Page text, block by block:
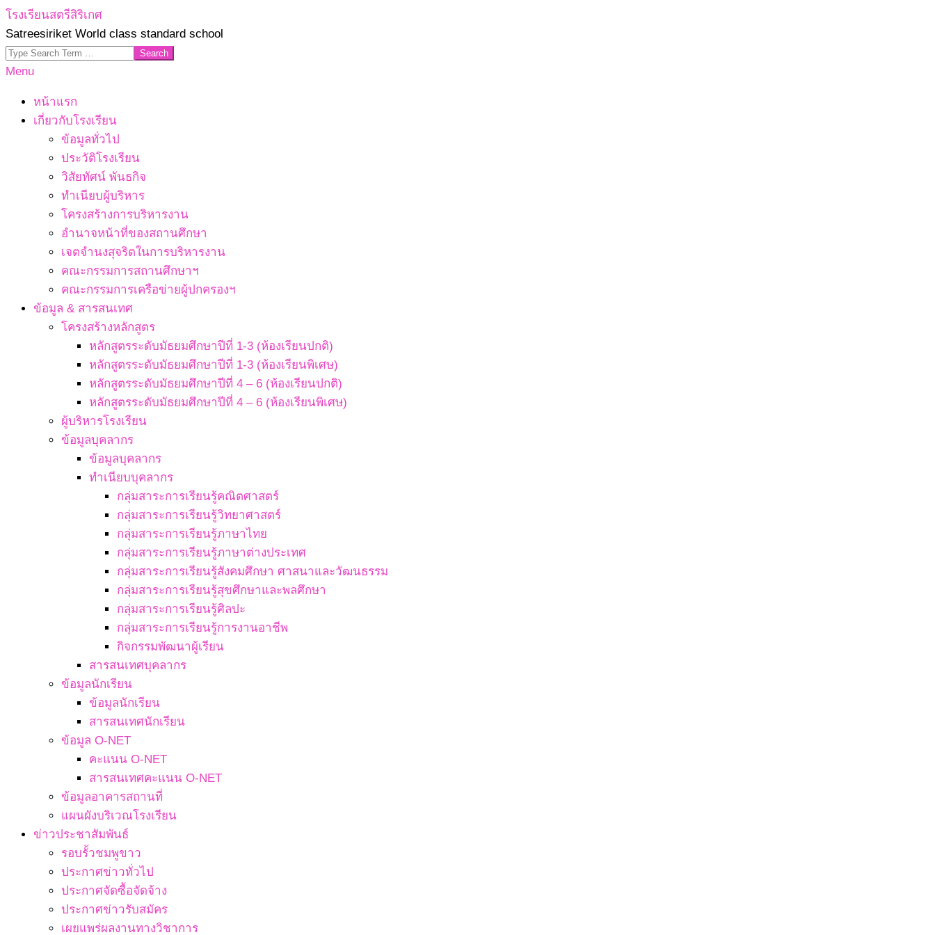
Skip
to
content
โรงเรียนสตรีสิริเกศ
Satreesiriket World class standard school
Search
Primary
Menu
Menu
หน้าแรก
เกี่ยวกับโรงเรียน
ข้อมูลทั่วไป
ประวัติโรงเรียน
วิสัยทัศน์ พันธกิจ
ทำเนียบผู้บริหาร
โครงสร้างการบริหารงาน
อำนาจหน้าที่ของสถานศึกษา
เจตจํานงสุจริตในการบริหารงาน
คณะกรรมการสถานศึกษาฯ
คณะกรรมการเครือข่ายผู้ปกครองฯ
ข้อมูล & สารสนเทศ
โครงสร้างหลักสูตร
หลักสูตรระดับมัธยมศึกษาปีที่ 1-3 (ห้องเรียนปกติ)
หลักสูตรระดับมัธยมศึกษาปีที่ 1-3 (ห้องเรียนพิเศษ)
หลักสูตรระดับมัธยมศึกษาปีที่ 4 – 6 (ห้องเรียนปกติ)
หลักสูตรระดับมัธยมศึกษาปีที่ 4 – 6 (ห้องเรียนพิเศษ)
ผู้บริหารโรงเรียน
ข้อมูลบุคลากร
ข้อมูลบุคลากร
ทำเนียบบุคลากร
กลุ่มสาระการเรียนรู้คณิตศาสตร์
กลุ่มสาระการเรียนรู้วิทยาศาสตร์
กลุ่มสาระการเรียนรู้ภาษาไทย
กลุ่มสาระการเรียนรู้ภาษาต่างประเทศ
กลุ่มสาระการเรียนรู้สังคมศึกษา ศาสนาและวัฒนธรรม
กลุ่มสาระการเรียนรู้สุขศึกษาและพลศึกษา
กลุ่มสาระการเรียนรู้ศิลปะ
กลุ่มสาระการเรียนรู้การงานอาชีพ
กิจกรรมพัฒนาผู้เรียน
สารสนเทศบุคลากร
ข้อมูลนักเรียน
ข้อมูลนักเรียน
สารสนเทศนักเรียน
ข้อมูล O-NET
คะแนน O-NET
สารสนเทศคะแนน O-NET
ข้อมูลอาคารสถานที่
แผนผังบริเวณโรงเรียน
ข่าวประชาสัมพันธ์
รอบรั้วชมพูขาว
ประกาศข่าวทั่วไป
ประกาศจัดซื้อจัดจ้าง
ประกาศข่าวรับสมัคร
เผยแพร่ผลงานทางวิชาการ